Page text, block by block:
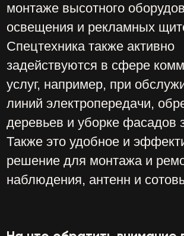
составляет 27 м.
Скорость передвижения транспортная
– показатель, с которым машина
может перемещаться по дорогам.
Этот параметр определяет время
доставки спецтехнки на объект и
обратно. Скорость передвижения
транспортная может быть от 20 до 80
км/ч.
Скорость передвижения рабочая –
параметр, с которым автовышка
может двигаться перемещаться по